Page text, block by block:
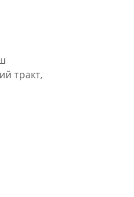
тракт,